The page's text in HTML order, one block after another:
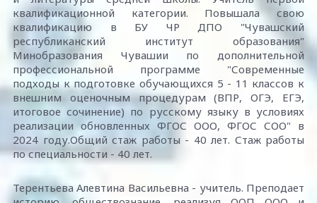
квалификационной категории. Повышала свою
квалификацию в БУ ЧР ДПО "Чувашский
республиканский институт образования"
Минобразования Чувашии по дополнительной
профессиональной программе "Современные
подходы к подготовке обучающихся 5 - 11 классов к
внешним оценочным процедурам (ВПР, ОГЭ, ЕГЭ,
итоговое сочинение) по русскому языку в условиях
реализации обновленных ФГОС ООО, ФГОС СОО" в
2024 году.Общий стаж работы - 40 лет. Стаж работы
по специальности - 40 лет.
Терентьева Алевтина Васильевна - учитель. Преподает